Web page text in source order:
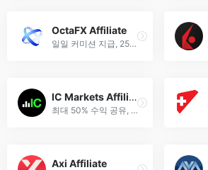
OctaFX Affiliate
일일 커미션 지급, 25개 이상의 결제 수단, 최대 80% 수익 공유 제공.
IC Markets Affiliate
최대 50% 수익 공유, 전문 마케팅 도구와 전담 지원 제공.
Axi Affiliate